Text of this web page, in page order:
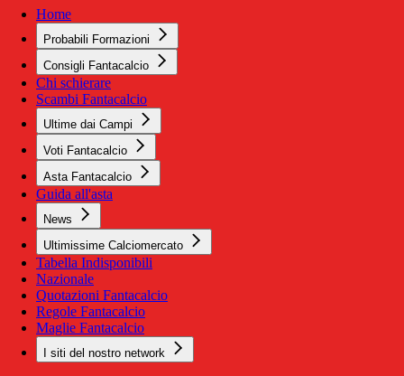
Home
Probabili Formazioni
Consigli Fantacalcio
Chi schierare
Scambi Fantacalcio
Ultime dai Campi
Voti Fantacalcio
Asta Fantacalcio
Guida all'asta
News
Ultimissime Calciomercato
Tabella Indisponibili
Nazionale
Quotazioni Fantacalcio
Regole Fantacalcio
Maglie Fantacalcio
I siti del nostro network